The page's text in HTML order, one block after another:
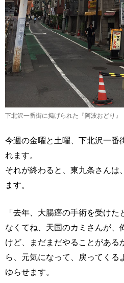
下北沢一番街に掲げられた『阿波おどり』
今週の金曜と土曜、下北沢一番
れます。
それが終わると、東九条さんは
ます。
「去年、大腸癌の手術を受け
なくてね、天国のカミさんが、
けど、まだまだやることがある
ら、元気になって、戻ってくる
ゆらせます。